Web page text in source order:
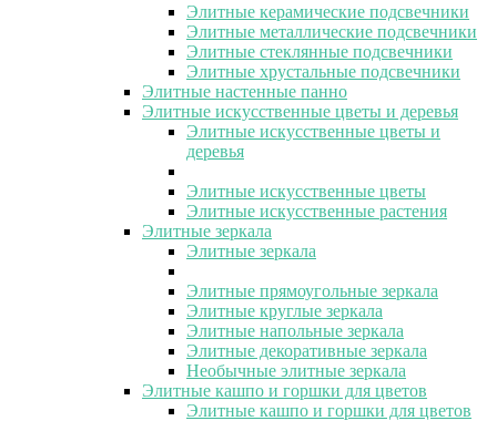
Элитные керамические подсвечники
Элитные металлические подсвечники
Элитные стеклянные подсвечники
Элитные хрустальные подсвечники
Элитные настенные панно
Элитные искусственные цветы и деревья
Элитные искусственные цветы и
деревья
Элитные искусственные цветы
Элитные искусственные растения
Элитные зеркала
Элитные зеркала
Элитные прямоугольные зеркала
Элитные круглые зеркала
Элитные напольные зеркала
Элитные декоративные зеркала
Необычные элитные зеркала
Элитные кашпо и горшки для цветов
Элитные кашпо и горшки для цветов